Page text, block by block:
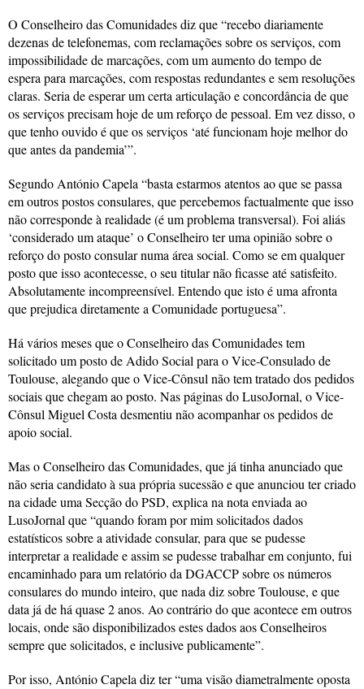
O Conselheiro das Comunidades diz que “recebo diariamente
dezenas de telefonemas, com reclamações sobre os serviços, com
impossibilidade de marcações, com um aumento do tempo de
espera para marcações, com respostas redundantes e sem resoluções
claras. Seria de esperar um certa articulação e concordância de que
os serviços precisam hoje de um reforço de pessoal. Em vez disso, o
que tenho ouvido é que os serviços ‘até funcionam hoje melhor do
que antes da pandemia’”.
Segundo António Capela “basta estarmos atentos ao que se passa
em outros postos consulares, que percebemos factualmente que isso
não corresponde à realidade (é um problema transversal). Foi aliás
‘considerado um ataque’ o Conselheiro ter uma opinião sobre o
reforço do posto consular numa área social. Como se em qualquer
posto que isso acontecesse, o seu titular não ficasse até satisfeito.
Absolutamente incompreensível. Entendo que isto é uma afronta
que prejudica diretamente a Comunidade portuguesa”.
Há vários meses que o Conselheiro das Comunidades tem
solicitado um posto de Adido Social para o Vice-Consulado de
Toulouse, alegando que o Vice-Cônsul não tem tratado dos pedidos
sociais que chegam ao posto. Nas páginas do LusoJornal, o Vice-
Cônsul Miguel Costa desmentiu não acompanhar os pedidos de
apoio social.
Mas o Conselheiro das Comunidades, que já tinha anunciado que
não seria candidato à sua própria sucessão e que anunciou ter criado
na cidade uma Secção do PSD, explica na nota enviada ao
LusoJornal que “quando foram por mim solicitados dados
estatísticos sobre a atividade consular, para que se pudesse
interpretar a realidade e assim se pudesse trabalhar em conjunto, fui
encaminhado para um relatório da DGACCP sobre os números
consulares do mundo inteiro, que nada diz sobre Toulouse, e que
data já de há quase 2 anos. Ao contrário do que acontece em outros
locais, onde são disponibilizados estes dados aos Conselheiros
sempre que solicitados, e inclusive publicamente”.
Por isso, António Capela diz ter “uma visão diametralmente oposta